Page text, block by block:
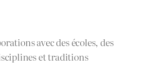
avec des écoles, des
et traditions